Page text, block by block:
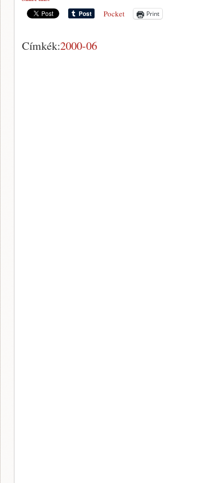
Pocket Print
Címkék:2000-06